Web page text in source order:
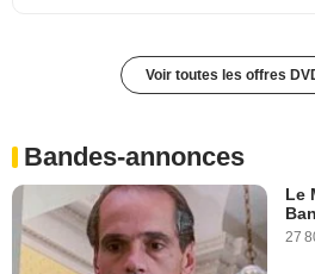
Voir toutes les offres
Bandes-annonces
Le
27